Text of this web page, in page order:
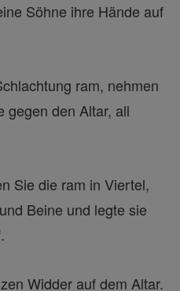
Söhne ihre Hände auf
ram, nehmen
gegen den Altar, all
Sie die ram in Viertel,
Beine und legte sie
Widder auf dem Altar.